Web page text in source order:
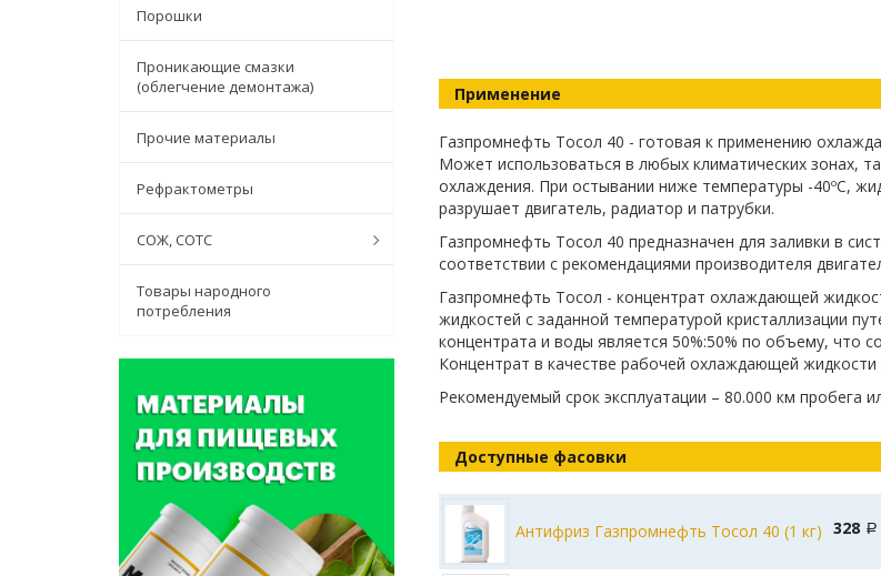
Порошки
Проникающие смазки
(облегчение демонтажа)
Прочие материалы
Рефрактометры
СОЖ, СОТС
Товары народного
потребления
Применение
Газпромнефть Тосол 40 - готовая к применению
Может использоваться в любых климатических зонах,
охлаждения. При остывании ниже температуры -40ºС,
разрушает двигатель, радиатор и патрубки.
Газпромнефть Тосол 40 предназначен для заливки в
соответствии с рекомендациями производителя
Газпромнефть Тосол - концентрат охлаждающей
жидкостей с заданной температурой кристаллизации
концентрата и воды является 50%:50% по объему, что
Концентрат в качестве рабочей охлаждающей жидкости
Рекомендуемый срок эксплуатации – 80.000 км пробега
Доступные фасовки
Антифриз Газпромнефть Тосол 40 (1 кг) 328